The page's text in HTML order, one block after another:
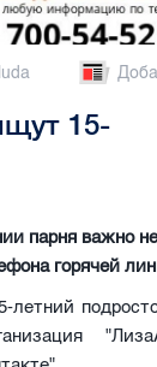
15-
парня важно
горячей
летний